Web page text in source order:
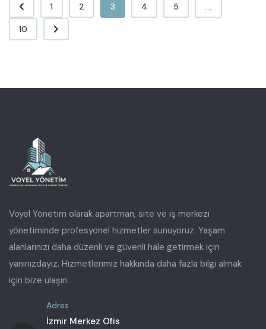
1 2 3 4 5 ...
10
Voyel Yönetim olarak apartman, site ve iş merkezi
yönetiminde profesyonel hizmetler sunuyoruz. Yaşam
alanlarınızı daha düzenli ve güvenli hale getirmek için
yanınızdayız. Hizmetlerimiz hakkında daha fazla bilgi almak
için bize ulaşın.
Adres
İzmir Merkez Ofis